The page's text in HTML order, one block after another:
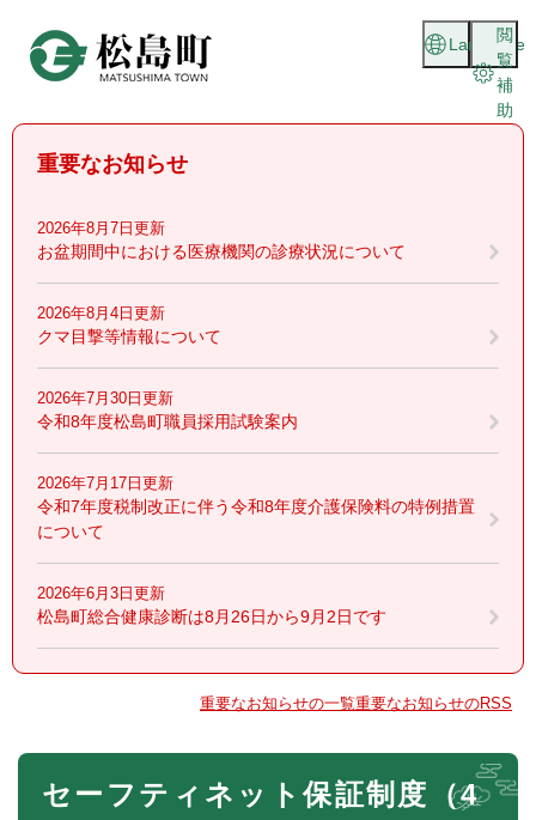
頭
閲
覧
補
助
Language
重要なお知らせ
2026年8月7日更新
お盆期間中における医療機関の診療状況について
2026年8月4日更新
クマ目撃等情報について
2026年7月30日更新
令和8年度松島町職員採用試験案内
2026年7月17日更新
令和7年度税制改正に伴う令和8年度介護保険料の特例措置
について
2026年6月3日更新
松島町総合健康診断は8月26日から9月2日です
重要なお知らせの一覧重要なお知らせのRSS
本
セーフティネット保証制度（4